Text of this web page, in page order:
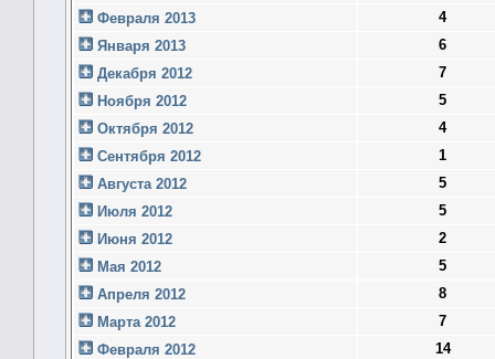
Февраля 2013
4
Января 2013
6
Декабря 2012
7
Ноября 2012
5
Октября 2012
4
Сентября 2012
1
Августа 2012
5
Июля 2012
5
Июня 2012
2
Мая 2012
5
Апреля 2012
8
Марта 2012
7
Февраля 2012
14